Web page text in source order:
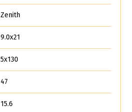
Zenith
9.0x21
5x130
47
15.6